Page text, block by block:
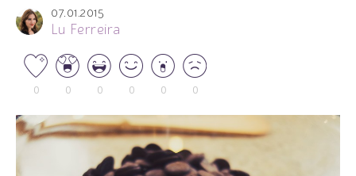
07.01.2015
Lu Ferreira
0 0 0 0 0 0